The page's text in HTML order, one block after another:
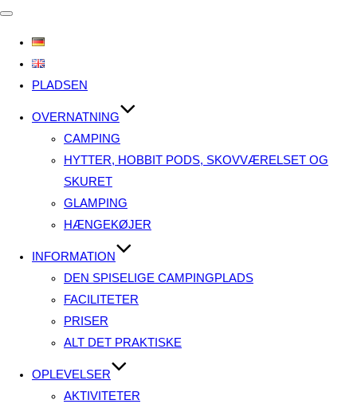
Slå
til/fra
PLADSEN
OVERNATNING
CAMPING
HYTTER, HOBBIT PODS, SKOVVÆRELSET OG
SKURET
GLAMPING
HÆNGEKØJER
INFORMATION
DEN SPISELIGE CAMPINGPLADS
FACILITETER
PRISER
ALT DET PRAKTISKE
OPLEVELSER
AKTIVITETER